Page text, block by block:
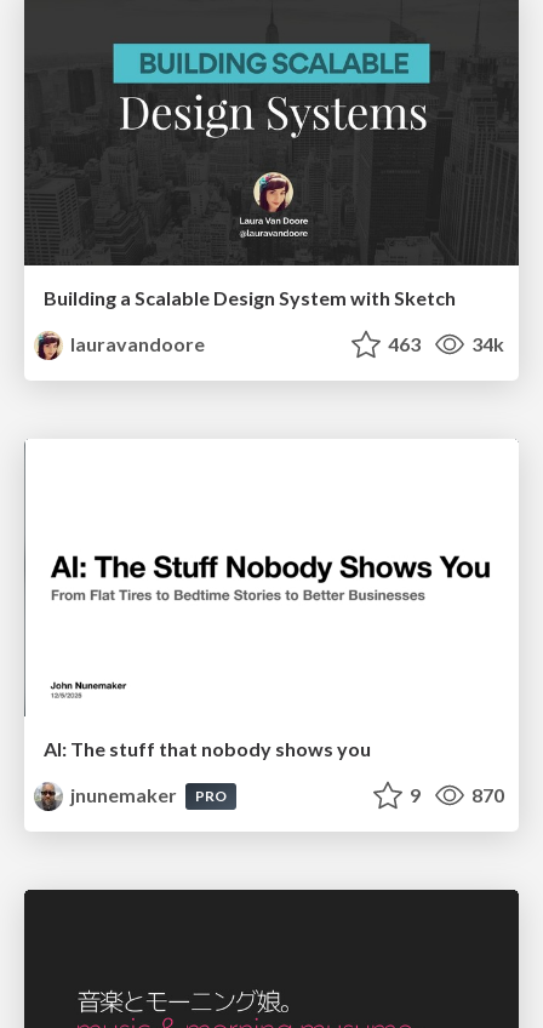
Building a Scalable Design System with Sketch
lauravandoore
463 34k
AI: The stuff that nobody shows you
jnunemaker
PRO 9 870